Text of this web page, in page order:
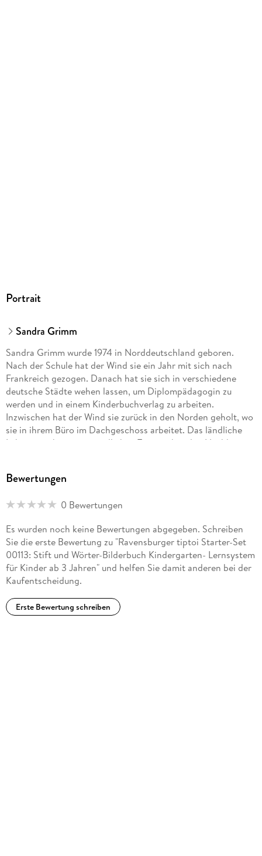
GTIN
Herstelleradresse
Ravensburg, service@ravensburger.de
Portrait
Sandra Grimm
Sandra Grimm wurde 1974 in Norddeutschland geboren.
Nach der Schule hat der Wind sie ein Jahr mit sich nach
Frankreich gezogen. Danach hat sie sich in verschiedene
deutsche Städte wehen lassen, um Diplompädagogin zu
werden und in einem Kinderbuchverlag zu arbeiten.
Inzwischen hat der Wind sie zurück in den Norden geholt, wo
sie in ihrem Büro im Dachgeschoss arbeitet. Das ländliche
Leben umgibt sie mit niedlichen Tieren, skurrilen Nachbarn,
tausendundeine Anregungen für neue Geschichten und
schon veröffentlicht, die sich in ihrem Dachgeschoss in den
neue Abenteuer für neugierige Leser
Bewertungen
0 Bewertungen
Es wurden noch keine Bewertungen abgegeben. Schreiben
Sie die erste Bewertung zu "Ravensburger tiptoi Starter-Set
00113: Stift und Wörter-Bilderbuch Kindergarten- Lernsystem
für Kinder ab 3 Jahren" und helfen Sie damit anderen bei der
Kaufentscheidung.
Erste Bewertung schreiben